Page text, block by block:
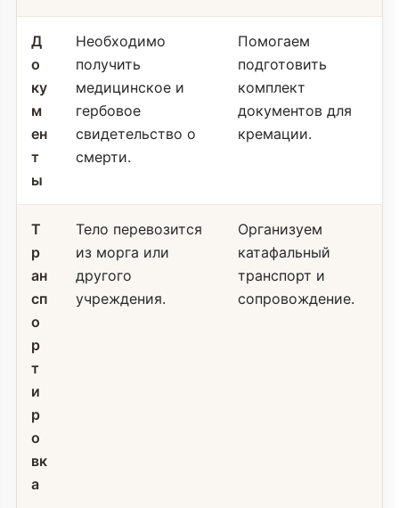
Д
о
ку
м
ен
т
ы
Необходимо
получить
медицинское и
гербовое
свидетельство о
смерти.
Помогаем
подготовить
комплект
документов для
кремации.
Т
р
ан
сп
о
р
т
и
р
о
вк
а
Тело перевозится
из морга или
другого
учреждения.
Организуем
катафальный
транспорт и
сопровождение.